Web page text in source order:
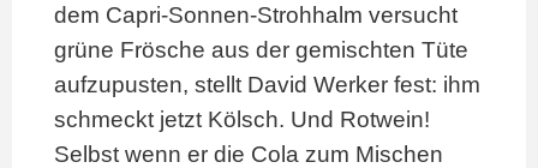
dem Capri-Sonnen-Strohhalm versucht
grüne Frösche aus der gemischten Tüte
aufzupusten, stellt David Werker fest: ihm
schmeckt jetzt Kölsch. Und Rotwein!
Selbst wenn er die Cola zum Mischen